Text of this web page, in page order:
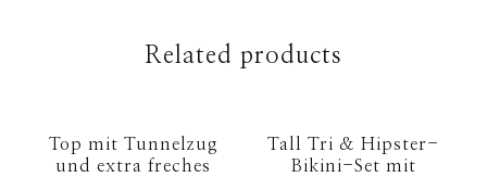
Related products
Top mit Tunnelzug
und extra freches
Tall Tri & Hipster-
Bikini-Set mit